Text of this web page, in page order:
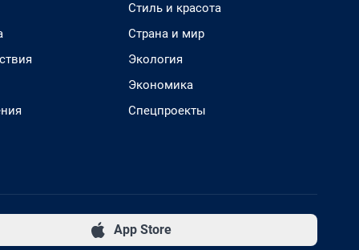
Стиль и красота
Страна и мир
Экология
Экономика
Спецпроекты
App Store